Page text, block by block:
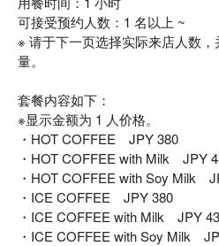
可接受预约人数：1 名以上 ~
※ 请于下一页选择实际来店人数
量。
套餐内容如下：
※显示金额为 1 人价格。
・HOT COFFEE JPY 380
・HOT COFFEE with Milk JPY
・HOT COFFEE with Soy Milk
・ICE COFFEE JPY 380
・ICE COFFEE with Milk JPY
・ICE COFFEE with Soy Milk